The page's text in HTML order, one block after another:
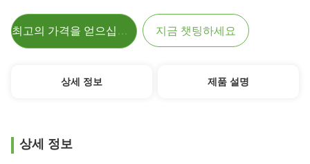
최고의 가격을 얻으십시오 지금 챗팅하세요
상세 정보 제품 설명
상세 정보